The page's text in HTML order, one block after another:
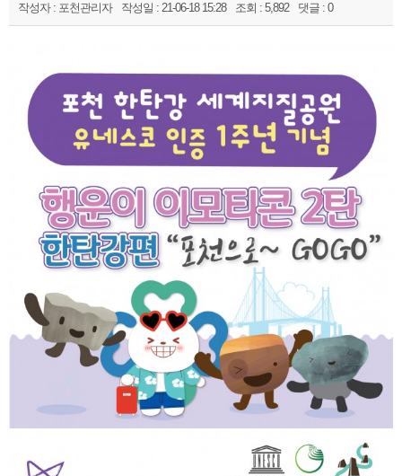
작성자 : 포천관리자 작성일 : 21-06-18 15:28 조회 : 5,892 댓글 : 0